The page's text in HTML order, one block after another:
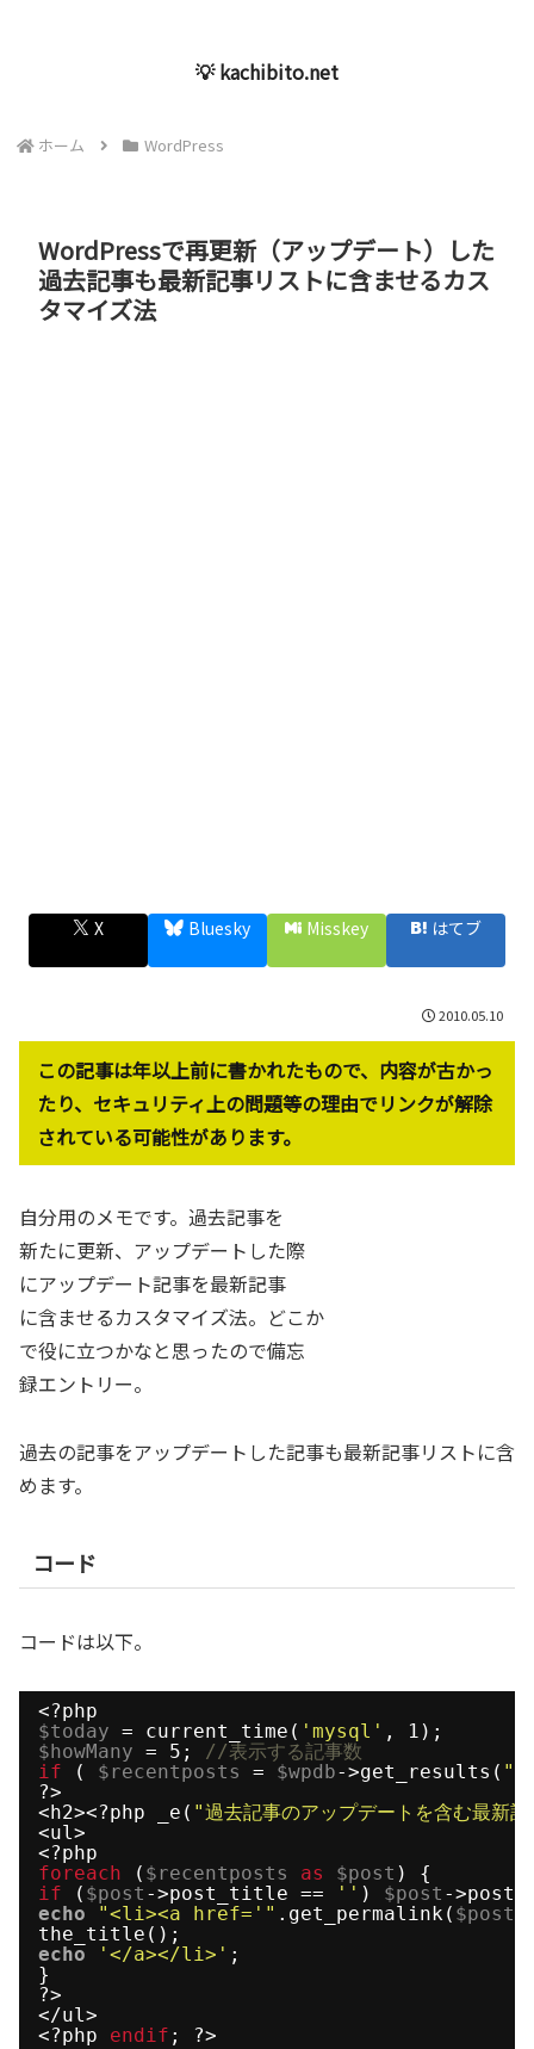
💡 kachibito.net
ホーム WordPress
WordPressで再更新（アップデート）した
過去記事も最新記事リストに含ませるカス
タマイズ法
X Bluesky Misskey はてブ
2010.05.10
この記事は年以上前に書かれたもので、内容が古かっ
たり、セキュリティ上の問題等の理由でリンクが解除
されている可能性があります。
自分用のメモです。過去記事を
新たに更新、アップデートした際
にアップデート記事を最新記事
に含ませるカスタマイズ法。どこか
で役に立つかなと思ったので備忘
録エントリー。
過去の記事をアップデートした記事も最新記事リストに含
めます。
コード
コードは以下。
<?php
$today = current_time( 'mysql' , 1);
$howMany = 5; //表示する記事数
if
( $recentposts = $wpdb->get_results(
?>
<h2><?php _e( "過去記事のアップデートを含む最新
<ul>
<?php
foreach
( $recentposts as $post ) {
if
( $post ->post_title == '' ) $post -
echo
"<li><a href='" .get_permalink( $post
the_title();
echo
'</a></li>' ;
}
?>
</ul>
<?php endif ; ?>